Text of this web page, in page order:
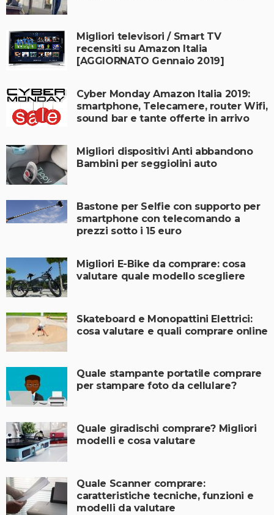
Migliori televisori / Smart TV
recensiti su Amazon Italia
[AGGIORNATO Gennaio 2019]
Cyber Monday Amazon Italia 2019:
smartphone, Telecamere, router Wifi,
sound bar e tante offerte in arrivo
Migliori dispositivi Anti abbandono
Bambini per seggiolini auto
Bastone per Selfie con supporto per
smartphone con telecomando a
prezzi sotto i 15 euro
Migliori E-Bike da comprare: cosa
valutare quale modello scegliere
Skateboard e Monopattini Elettrici:
cosa valutare e quali comprare online
Quale stampante portatile comprare
per stampare foto da cellulare?
Quale giradischi comprare? Migliori
modelli e cosa valutare
Quale Scanner comprare:
caratteristiche tecniche, funzioni e
modelli da valutare